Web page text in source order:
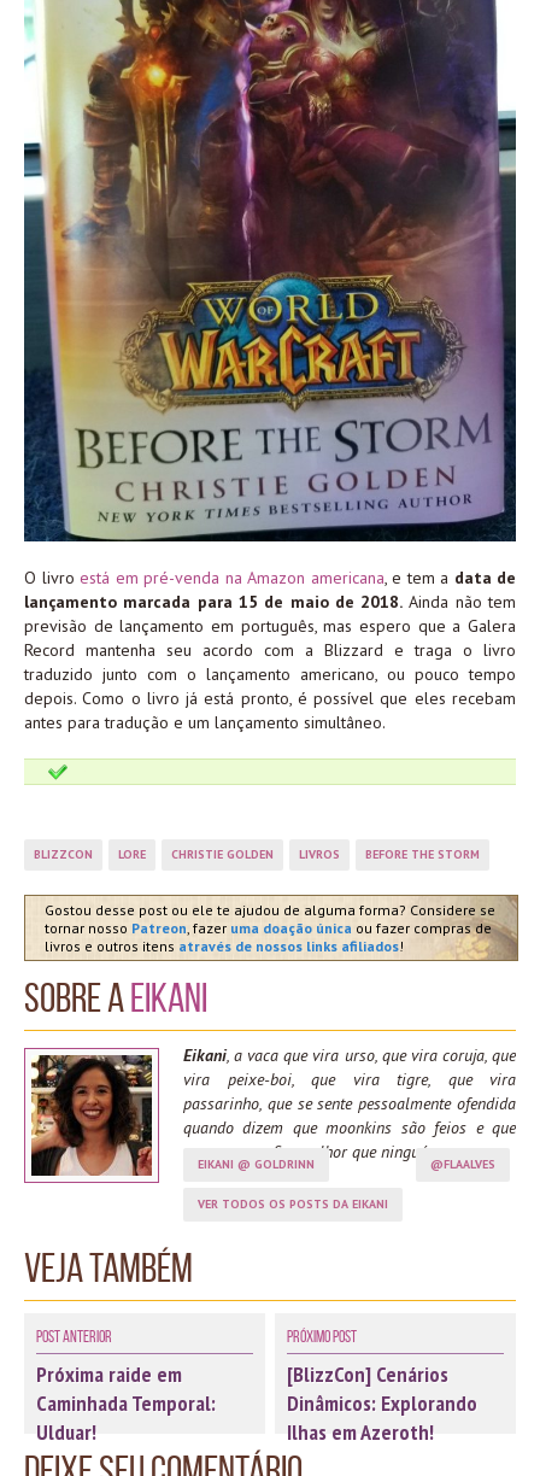
O livro está em pré-venda na Amazon americana, e tem a data de
lançamento marcada para 15 de maio de 2018. Ainda não tem
previsão de lançamento em português, mas espero que a Galera
Record mantenha seu acordo com a Blizzard e traga o livro
traduzido junto com o lançamento americano, ou pouco tempo
depois. Como o livro já está pronto, é possível que eles recebam
antes para tradução e um lançamento simultâneo.
BLIZZCON LORE CHRISTIE GOLDEN LIVROS BEFORE THE STORM
Gostou desse post ou ele te ajudou de alguma forma? Considere se
tornar nosso Patreon, fazer uma doação única ou fazer compras de
livros e outros itens através de nossos links afiliados!
Sobre aEikani
Eikani, a vaca que vira urso, que vira coruja, que
vira peixe-boi, que vira tigre, que vira
passarinho, que se sente pessoalmente ofendida
quando dizem que moonkins são feios e que
spama moonfire melhor que ninguém.
EIKANI @ GOLDRINN @FLAALVES
VER TODOS OS POSTS DA EIKANI
Veja também
Post Anterior
Próxima raide em
Caminhada Temporal:
Ulduar!
Próximo Post
[BlizzCon] Cenários
Dinâmicos: Explorando
Ilhas em Azeroth!